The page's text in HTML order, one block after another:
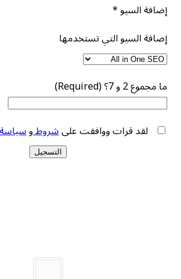
*
التي تستخدمها
قرات ووافقت علىشروطوسياسة الخصوصية